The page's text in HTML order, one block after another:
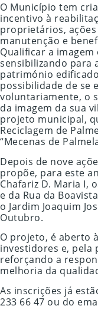
O Município tem
incentivo à
proprietários,
manutenção e
Qualificar a
sensibilizando para
património
possibilidade de se
voluntariamente, o
da imagem da sua
projeto municipal,
Reciclagem de
“Mecenas de
Depois de nove
propõe, para este
Chafariz D. Maria I,
e da Rua da
o Jardim Joaquim
Outubro.
O projeto, é aberto
investidores e, pela
reforçando a
melhoria da
As inscrições já
233 66 47 ou do